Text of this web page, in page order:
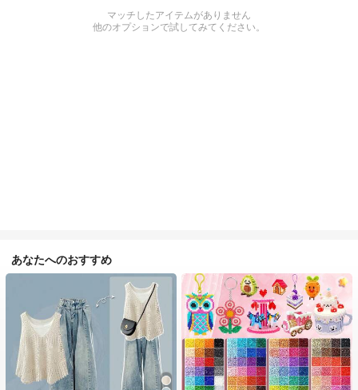
マッチしたアイテムがありません
他のオプションで試してみてください。
あなたへのおすすめ